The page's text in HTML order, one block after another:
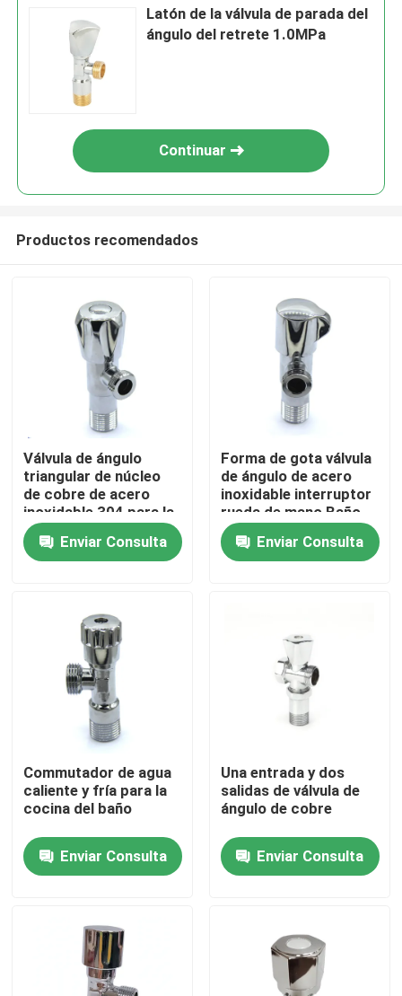
Hogar
Productos
Viaje de la fábrica
Control de calidad
Pida una cita
Válvula de cobre amarillo del grifo
Válvula de ángulo de cobre amarillo
Válvula de bola de latón
Latón de la válvula de parada del
ángulo del retrete 1.0MPa
Continuar
Productos recomendados
Válvula de ángulo
triangular de núcleo
de cobre de acero
inoxidable 304 para la
cocina del baño
Enviar Consulta
Forma de gota válvula
de ángulo de acero
inoxidable interruptor
rueda de mano Baño
accesorios de cocina
Enviar Consulta
Commutador de agua
caliente y fría para la
cocina del baño
Enviar Consulta
Una entrada y dos
salidas de válvula de
ángulo de cobre
Enviar Consulta